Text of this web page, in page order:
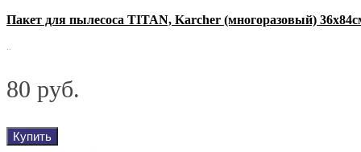
Пакет для пылесоса TITAN, Karcher (многоразовый)
80 руб.
Купить